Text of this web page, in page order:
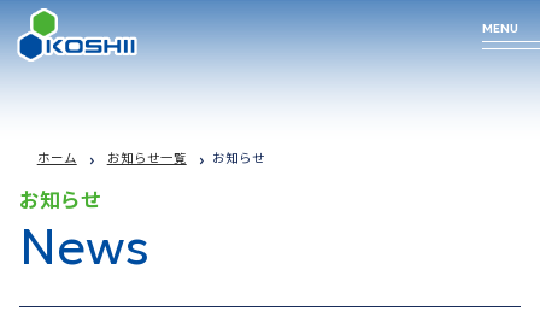
MENU
Business
事業について
Technology
私たちの技術
Products
取り扱い商品
Company
Profile
ホーム お知らせ一覧 お知らせ
お知らせ
News